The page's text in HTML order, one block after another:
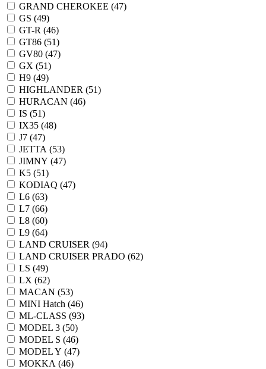
GRAND CHEROKEE (47)
GS (49)
GT-R (46)
GT86 (51)
GV80 (47)
GX (51)
H9 (49)
HIGHLANDER (51)
HURACAN (46)
IS (51)
IX35 (48)
J7 (47)
JETTA (53)
JIMNY (47)
K5 (51)
KODIAQ (47)
L6 (63)
L7 (66)
L8 (60)
L9 (64)
LAND CRUISER (94)
LAND CRUISER PRADO (62)
LS (49)
LX (62)
MACAN (53)
MINI Hatch (46)
ML-CLASS (93)
MODEL 3 (50)
MODEL S (46)
MODEL Y (47)
MOKKA (46)